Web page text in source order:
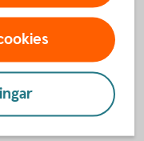
för ansvarsfulla
påverka bolagen
miljöfrågor såväl
bolagsstyrelserna.